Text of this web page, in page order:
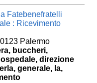
Fatebenefratelli
: Ricevimento
Palermo
buccheri,
direzione
generale, la,